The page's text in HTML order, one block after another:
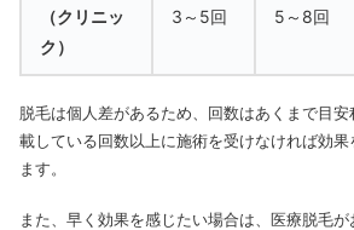
（クリニッ
ク）
3～5回 5～8回
脱毛は個人差があるため、回数はあくまで目
載している回数以上に施術を受けなければ効果
ます。
また、早く効果を感じたい場合は、医療脱毛が